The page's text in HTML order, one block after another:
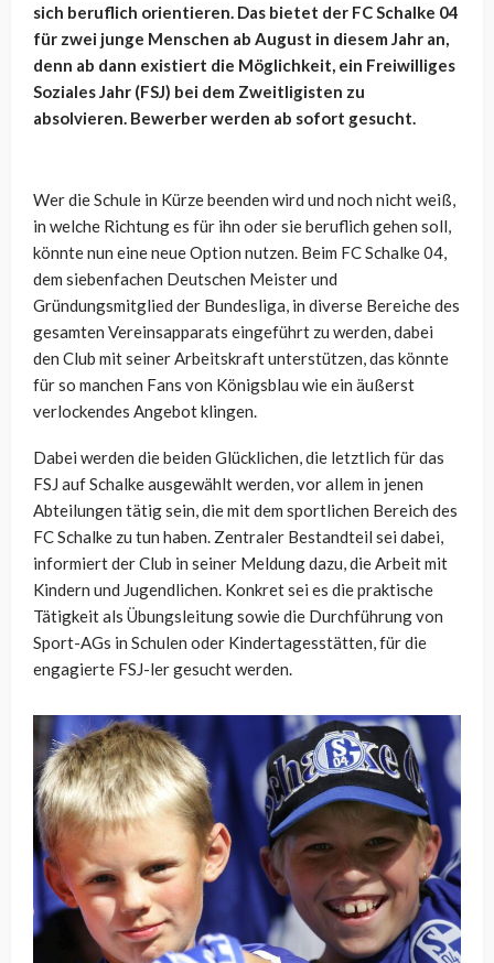
sich beruflich orientieren. Das bietet der FC Schalke 04
für zwei junge Menschen ab August in diesem Jahr an,
denn ab dann existiert die Möglichkeit, ein Freiwilliges
Soziales Jahr (FSJ) bei dem Zweitligisten zu
absolvieren. Bewerber werden ab sofort gesucht.
Wer die Schule in Kürze beenden wird und noch nicht weiß,
in welche Richtung es für ihn oder sie beruflich gehen soll,
könnte nun eine neue Option nutzen. Beim FC Schalke 04,
dem siebenfachen Deutschen Meister und
Gründungsmitglied der Bundesliga, in diverse Bereiche des
gesamten Vereinsapparats eingeführt zu werden, dabei
den Club mit seiner Arbeitskraft unterstützen, das könnte
für so manchen Fans von Königsblau wie ein äußerst
verlockendes Angebot klingen.
Dabei werden die beiden Glücklichen, die letztlich für das
FSJ auf Schalke ausgewählt werden, vor allem in jenen
Abteilungen tätig sein, die mit dem sportlichen Bereich des
FC Schalke zu tun haben. Zentraler Bestandteil sei dabei,
informiert der Club in seiner Meldung dazu, die Arbeit mit
Kindern und Jugendlichen. Konkret sei es die praktische
Tätigkeit als Übungsleitung sowie die Durchführung von
Sport-AGs in Schulen oder Kindertagesstätten, für die
engagierte FSJ-ler gesucht werden.